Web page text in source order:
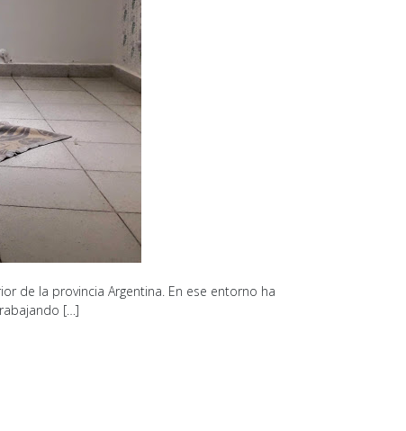
de la provincia Argentina. En ese entorno ha
[…]